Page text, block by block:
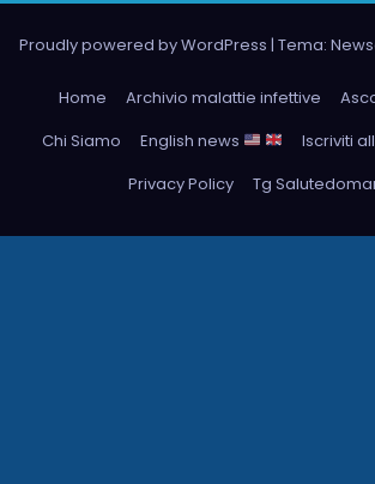
Proudly powered by WordPress | Tema:
Home Archivio malattie infettive
Chi Siamo
English news
Iscriviti
Privacy Policy
Tg